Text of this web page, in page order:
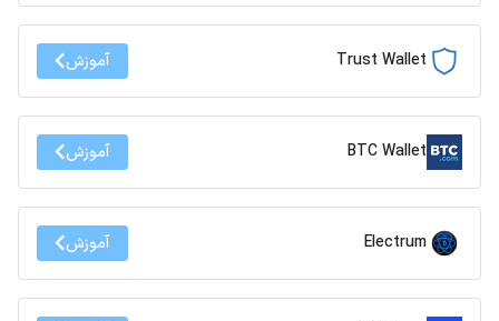
Trust Wallet آموزش
BTC Wallet آموزش
Electrum آموزش